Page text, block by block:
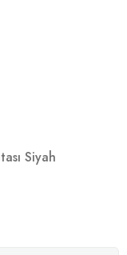
Siyah